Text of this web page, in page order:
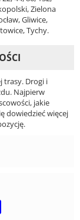
Zielona
Gliwice,
Tychy.
trasy. Drogi i
Najpierw
jakie
dowiedzieć więcej